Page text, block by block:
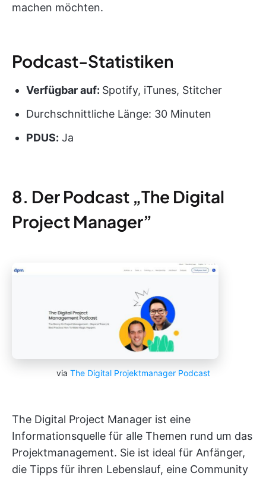
machen möchten.
Podcast-Statistiken
Verfügbar auf: Spotify, iTunes, Stitcher
Durchschnittliche Länge: 30 Minuten
PDUS: Ja
8. Der Podcast „The Digital
Project Manager”
via The Digital Projektmanager Podcast
The Digital Project Manager ist eine
Informationsquelle für alle Themen rund um das
Projektmanagement. Sie ist ideal für Anfänger,
die Tipps für ihren Lebenslauf, eine Community